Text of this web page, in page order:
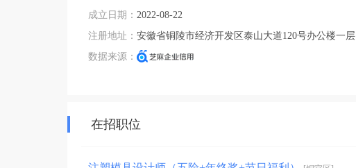
成立日期： 2022-08-22
注册地址： 安徽省铜陵市经济开发区泰山大道120号办公楼一层
数据来源：
在招职位